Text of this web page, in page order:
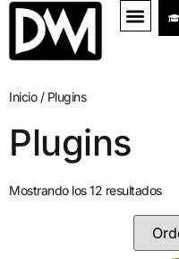
Inicio/ Plugins
Plugins
Mostrando los 12 resultados